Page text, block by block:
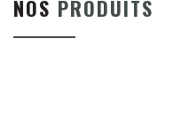
NOS PRODUITS